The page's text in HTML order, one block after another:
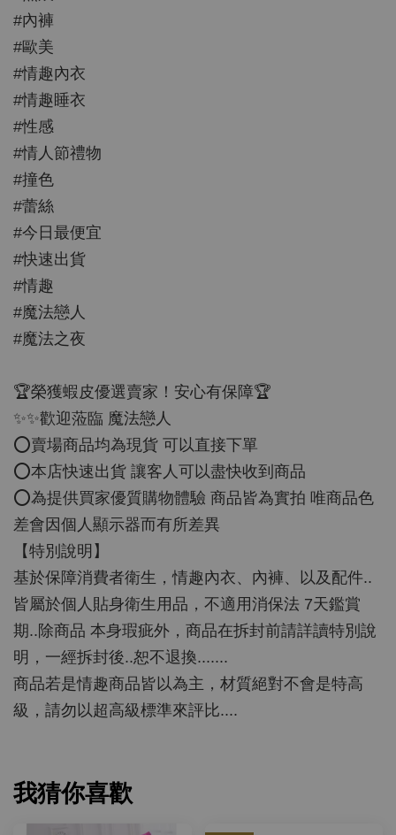
#內褲
#歐美
#情趣內衣
#情趣睡衣
#性感
#情人節禮物
#撞色
#蕾絲
#今日最便宜
#快速出貨
#情趣
#魔法戀人
#魔法之夜
🏆榮獲蝦皮優選賣家！安心有保障🏆
✨✨歡迎蒞臨 魔法戀人
⭕️賣場商品均為現貨 可以直接下單
⭕️本店快速出貨 讓客人可以盡快收到商品
⭕️為提供買家優質購物體驗 商品皆為實拍 唯商品色
差會因個人顯示器而有所差異
【特別說明】
基於保障消費者衛生，情趣內衣、內褲、以及配件..
皆屬於個人貼身衛生用品，不適用消保法 7天鑑賞
期..除商品 本身瑕疵外，商品在拆封前請詳讀特別說
明，一經拆封後..恕不退換.......
商品若是情趣商品皆以為主，材質絕對不會是特高
級，請勿以超高級標準來評比....
我猜你喜歡